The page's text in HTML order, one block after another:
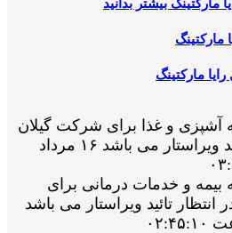
مارکتینگ بیشتر بدانید
مارکتینگ
آشپزی و غذا برای شرکت گیلان
کشت در انتظار تائید ویراستار می باشد ۱۶ مرداد
بیمه و خدمات درمانی برای
تائید ویراستار می باشد